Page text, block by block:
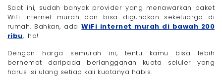
- 4. CBN Fiber Home
- 5. IndiHome
- 6. XL Satu
- 7. Indosat HiFi
- 8. ION Network
- 9. Bnetfit
- 10. Bali Fiber
Saat ini, sudah banyak provider yang menawarkan paket
WiFi internet murah dan bisa digunakan sekeluarga di
rumah. Bahkan, adaWiFi internet murah di bawah 200
ribu, lho!
Dengan harga semurah ini, tentu kamu bisa lebih
berhemat daripada berlangganan kuota seluler yang
harus isi ulang setiap kali kuotanya habis.